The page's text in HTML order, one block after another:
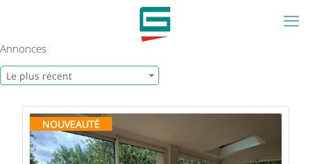
Annonces
Le plus récent
NOUVEAUTÉ